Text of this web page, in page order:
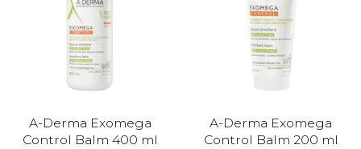
A-Derma Exomega
Control Balm 400 ml
A-Derma Exomega
Control Balm 200 ml